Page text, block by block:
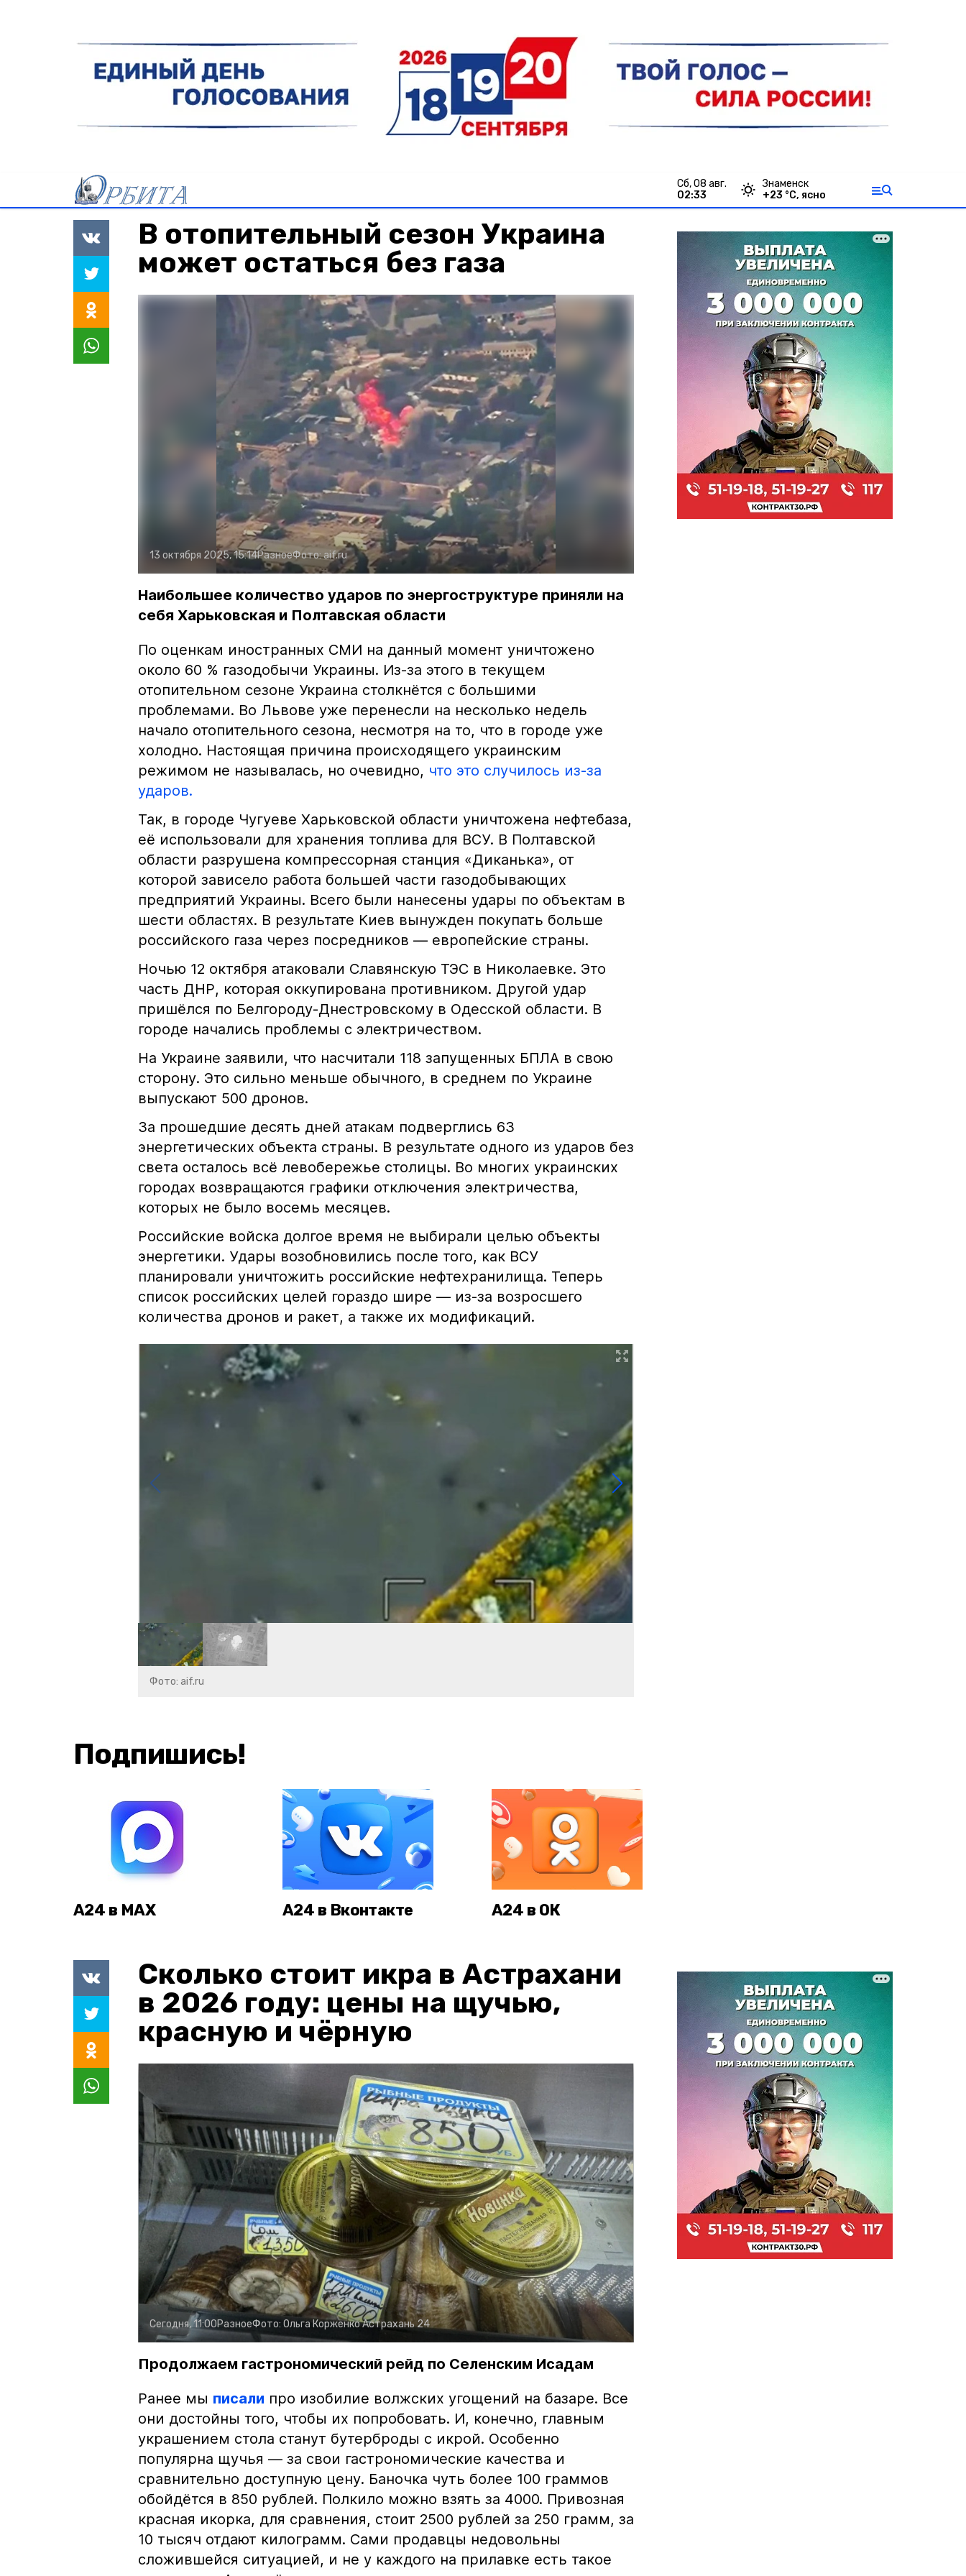
сб, 08 авг.
02:33
Знаменск
+23 °С, ясно
В отопительный сезон Украина
может остаться без газа
13 октября 2025, 15:14РазноеФото:aif.ru
Наибольшее количество ударов по энергоструктуре приняли на
себя Харьковская и Полтавская области
По оценкам иностранных СМИ на данный момент уничтожено
около 60 % газодобычи Украины. Из-за этого в текущем
отопительном сезоне Украина столкнётся с большими
проблемами. Во Львове уже перенесли на несколько недель
начало отопительного сезона, несмотря на то, что в городе уже
холодно. Настоящая причина происходящего украинским
режимом не называлась, но очевидно, что это случилось из-за
ударов.
Так, в городе Чугуеве Харьковской области уничтожена нефтебаза,
её использовали для хранения топлива для ВСУ. В Полтавской
области разрушена компрессорная станция «Диканька», от
которой зависело работа большей части газодобывающих
предприятий Украины. Всего были нанесены удары по объектам в
шести областях. В результате Киев вынужден покупать больше
российского газа через посредников — европейские страны.
Ночью 12 октября атаковали Славянскую ТЭС в Николаевке. Это
часть ДНР, которая оккупирована противником. Другой удар
пришёлся по Белгороду-Днестровскому в Одесской области. В
городе начались проблемы с электричеством.
На Украине заявили, что насчитали 118 запущенных БПЛА в свою
сторону. Это сильно меньше обычного, в среднем по Украине
выпускают 500 дронов.
За прошедшие десять дней атакам подверглись 63
энергетических объекта страны. В результате одного из ударов без
света осталось всё левобережье столицы. Во многих украинских
городах возвращаются графики отключения электричества,
которых не было восемь месяцев.
Российские войска долгое время не выбирали целью объекты
энергетики. Удары возобновились после того, как ВСУ
планировали уничтожить российские нефтехранилища. Теперь
список российских целей гораздо шире — из-за возросшего
количества дронов и ракет, а также их модификаций.
Фото: aif.ru
Подпишись!
А24 в MAX А24 в Вконтакте А24 в ОК
Сколько стоит икра в Астрахани
в 2026 году: цены на щучью,
красную и чёрную
Сегодня, 11:00РазноеФото: Ольга КорженкоАстрахань 24
Продолжаем гастрономический рейд по Селенским Исадам
Ранее мы писали про изобилие волжских угощений на базаре. Все
они достойны того, чтобы их попробовать. И, конечно, главным
украшением стола станут бутерброды с икрой. Особенно
популярна щучья — за свои гастрономические качества и
сравнительно доступную цену. Баночка чуть более 100 граммов
обойдётся в 850 рублей. Полкило можно взять за 4000. Привозная
красная икорка, для сравнения, стоит 2500 рублей за 250 грамм, за
10 тысяч отдают килограмм. Сами продавцы недовольны
сложившейся ситуацией, и не у каждого на прилавке есть такое